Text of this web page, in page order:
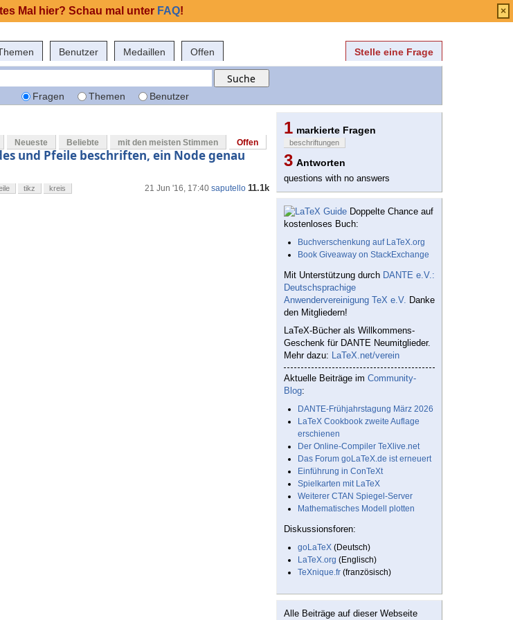
Benutzer Medaillen Offen Stelle eine Frage
Fragen Themen Benutzer
Neueste Beliebte mit den meisten Stimmen Offen
und Pfeile beschriften, ein Node genau
21 Jun '16, 17:40 saputello 11.1k
tikz kreis
1 markierte Fragen
beschriftungen
3 Antworten
questions with no answers
Doppelte Chance auf
kostenloses Buch:
Buchverschenkung auf LaTeX.org
Book Giveaway on StackExchange
Mit Unterstützung durch DANTE e.V.:
Deutschsprachige
Anwendervereinigung TeX e.V. Danke
den Mitgliedern!
LaTeX-Bücher als Willkommens-
Geschenk für DANTE Neumitglieder.
Mehr dazu: LaTeX.net/verein
Aktuelle Beiträge im Community-
Blog:
DANTE-Frühjahrstagung März 2026
LaTeX Cookbook zweite Auflage
erschienen
Der Online-Compiler TeXlive.net
Das Forum goLaTeX.de ist erneuert
Einführung in ConTeXt
Spielkarten mit LaTeX
Weiterer CTAN Spiegel-Server
Mathematisches Modell plotten
Diskussionsforen:
goLaTeX (Deutsch)
LaTeX.org (Englisch)
TeXnique.fr (französisch)
Alle Beiträge auf dieser Webseite
Mal hier? Schau mal unter FAQ! ×